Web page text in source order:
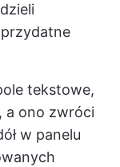
tekstowe,
a ono zwróci
w panelu